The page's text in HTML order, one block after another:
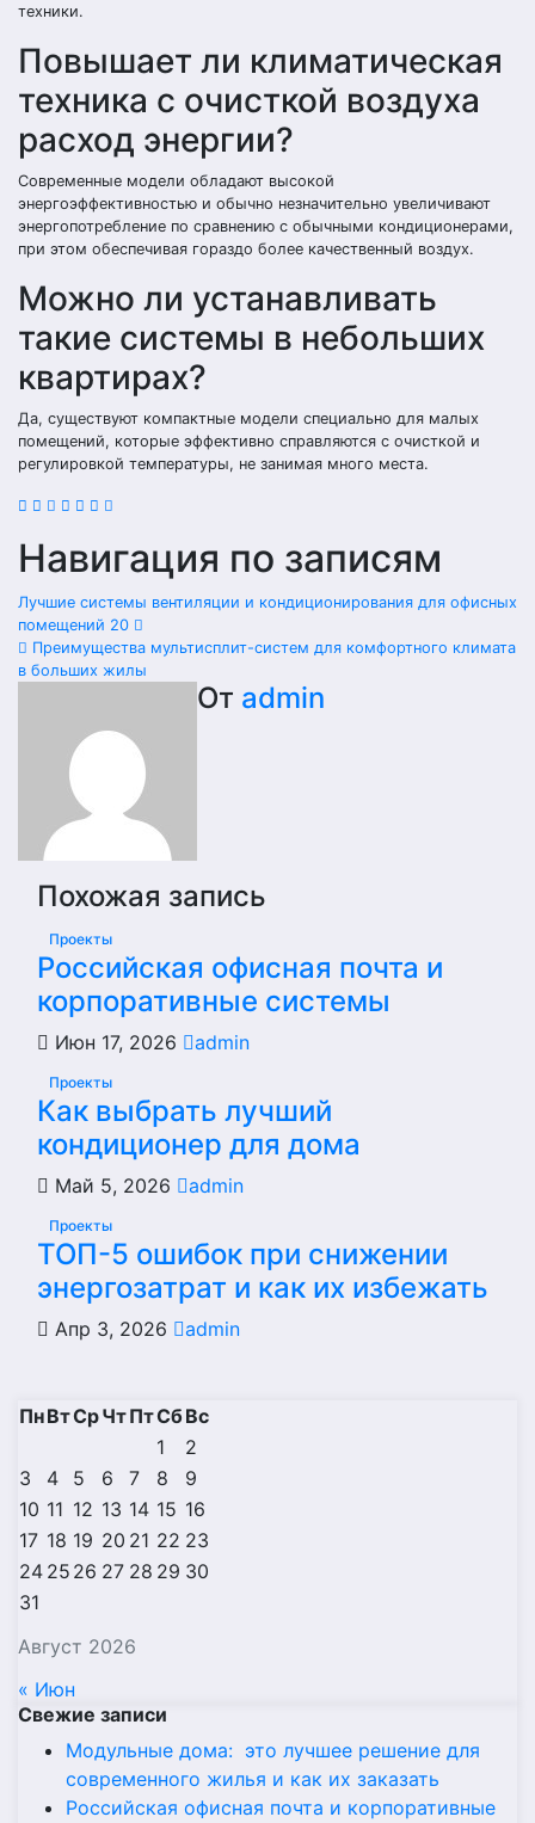
техники.
Повышает ли климатическая
техника с очисткой воздуха
расход энергии?
Современные модели обладают высокой
энергоэффективностью и обычно незначительно увеличивают
энергопотребление по сравнению с обычными кондиционерами,
при этом обеспечивая гораздо более качественный воздух.
Можно ли устанавливать
такие системы в небольших
квартирах?
Да, существуют компактные модели специально для малых
помещений, которые эффективно справляются с очисткой и
регулировкой температуры, не занимая много места.
Навигация по записям
Лучшие системы вентиляции и кондиционирования для офисных
помещений 20
Преимущества мультисплит-систем для комфортного климата
в больших жилы
От admin
Похожая запись
Проекты
Российская офисная почта и
корпоративные системы
Июн 17, 2026 admin
Проекты
Как выбрать лучший
кондиционер для дома
Май 5, 2026 admin
Проекты
ТОП-5 ошибок при снижении
энергозатрат и как их избежать
Апр 3, 2026 admin
Август 2026
ПнВтСрЧтПтСбВс
1
2
3
4 5 6 7 8
9
10 11 12 13 14 15 16
17 18 19 20 21 22 23
24 25 26 27 28 29 30
31
« Июн
Свежие записи
Модульные дома: это лучшее решение для
современного жилья и как их заказать
Российская офисная почта и корпоративные